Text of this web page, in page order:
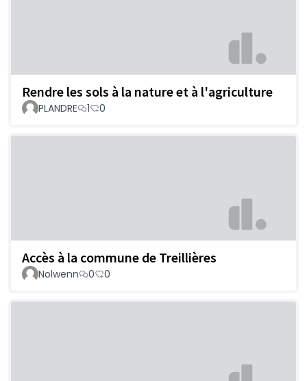
Rendre les sols à la nature et à l'agriculture
PLANDRE 1 0
Accès à la commune de Treillières
Nolwenn 0 0